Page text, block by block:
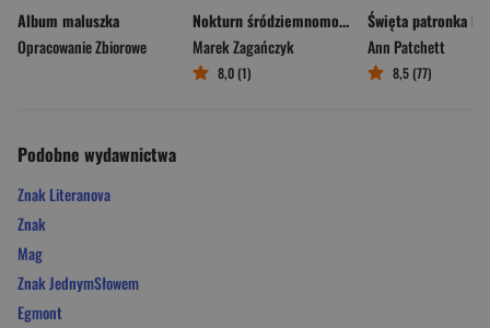
Album maluszka
Opracowanie Zbiorowe
Nokturn śródziemnomorski
Marek Zagańczyk
8,0 (1)
Ann Patchett
8,5 (77)
Podobne wydawnictwa
Znak Literanova
Znak
Mag
Znak JednymSłowem
Egmont